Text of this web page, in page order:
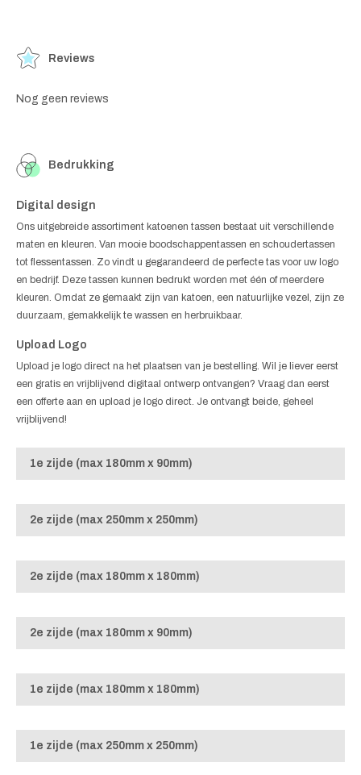
Reviews
Nog geen reviews
Bedrukking
Digital design
Ons uitgebreide assortiment katoenen tassen bestaat uit verschillende
maten en kleuren. Van mooie boodschappentassen en schoudertassen
tot flessentassen. Zo vindt u gegarandeerd de perfecte tas voor uw logo
en bedrijf. Deze tassen kunnen bedrukt worden met één of meerdere
kleuren. Omdat ze gemaakt zijn van katoen, een natuurlijke vezel, zijn ze
duurzaam, gemakkelijk te wassen en herbruikbaar.
Upload Logo
Upload je logo direct na het plaatsen van je bestelling. Wil je liever eerst
een gratis en vrijblijvend digitaal ontwerp ontvangen? Vraag dan eerst
een offerte aan en upload je logo direct. Je ontvangt beide, geheel
vrijblijvend!
1e zijde (max 180mm x 90mm)
2e zijde (max 250mm x 250mm)
2e zijde (max 180mm x 180mm)
2e zijde (max 180mm x 90mm)
1e zijde (max 180mm x 180mm)
1e zijde (max 250mm x 250mm)